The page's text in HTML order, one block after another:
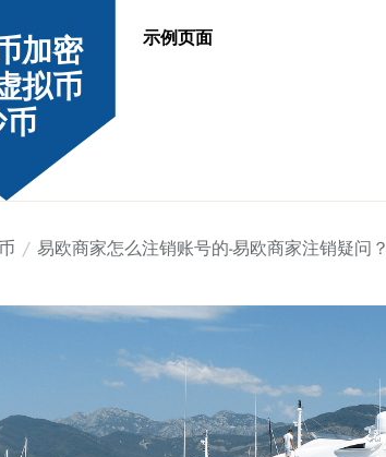
加密
拟币
示例页面
易欧商家怎么注销账号的-易欧商家注销疑问？